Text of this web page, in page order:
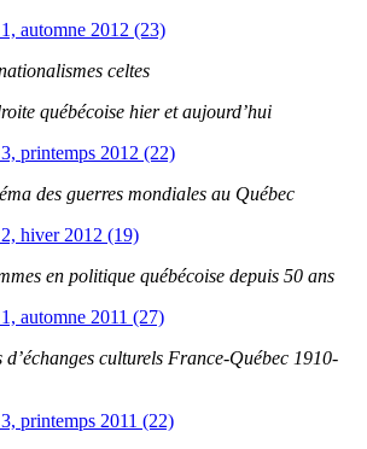
automne 2012 (23)
celtes
québécoise hier et aujourd’hui
printemps 2012 (22)
des guerres mondiales au Québec
hiver 2012 (19)
en politique québécoise depuis 50 ans
automne 2011 (27)
d’échanges culturels France-Québec 1910-
printemps 2011 (22)